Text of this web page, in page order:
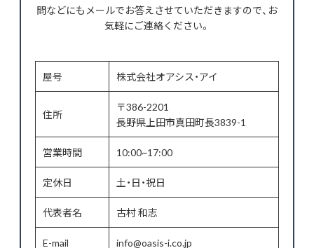
問などにもメールでお答えさせていただきますので、お
気軽にご連絡ください。
屋号 株式会社オアシス・アイ
住所
〒386-2201
長野県上田市真田町長3839-1
営業時間 10:00~17:00
定休日 土・日・祝日
代表者名 古村 和志
E-mail info@oasis-i.co.jp